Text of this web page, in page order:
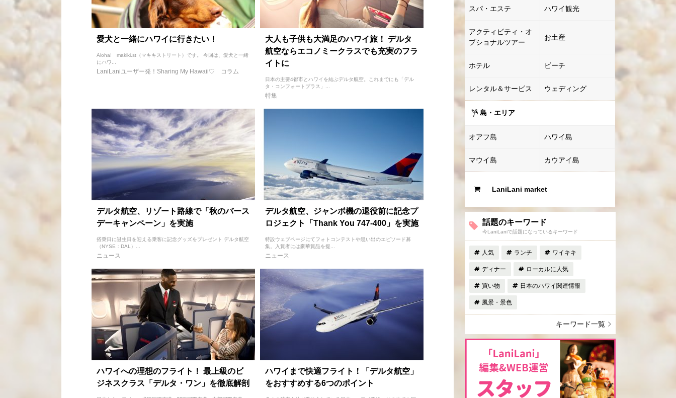
愛犬と一緒にハワイに行きたい！
Aloha! makiki.st（マキキストリート）です。 今回は、愛犬と一緒
にハワ...
LaniLaniユーザー発！Sharing My Hawaii♡ コラム
大人も子供も大満足のハワイ旅！ デルタ
航空ならエコノミークラスでも充実のフラ
イトに
日本の主要4都市とハワイを結ぶデルタ航空。これまでにも「デル
タ・コンフォートプラス」...
特集
デルタ航空、リゾート路線で「秋のバース
デーキャンペーン」を実施
搭乗日に誕生日を迎える乗客に記念グッズをプレゼント デルタ航空
（NYSE：DAL）...
ニュース
デルタ航空、ジャンボ機の退役前に記念プ
ロジェクト「Thank You 747-400」を実施
特設ウェブページにてフォトコンテストや思い出のエピソード募
集。入賞者には豪華賞品を提...
ニュース
ハワイへの理想のフライト！ 最上級のビ
ジネスクラス「デルタ・ワン」を徹底解剖
ハワイまで快適フライト！「デルタ航空」
をおすすめする6つのポイント
スパ・エステ ハワイ観光
アクティビティ・オ
プショナルツアー
お土産
ホテル ビーチ
レンタル＆サービス ウェディング
島・エリア
オアフ島 ハワイ島
マウイ島 カウアイ島
LaniLani market
話題のキーワード
今LaniLaniで話題になっているキーワード
人気 ランチ ワイキキ
ディナー ローカルに人気
買い物 日本のハワイ関連情報
風景・景色
キーワード一覧